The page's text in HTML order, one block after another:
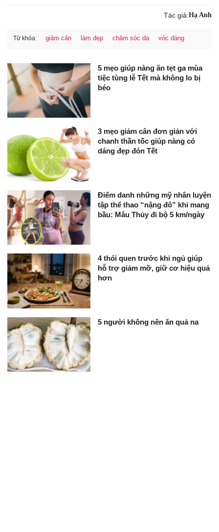
Tác giả:Hạ Anh
Từ khóa: giảm cân làm đẹp chăm sóc da vóc dáng
5 mẹo giúp nàng ăn tẹt ga mùa
tiệc tùng lễ Tết mà không lo bị
béo
3 mẹo giảm cân đơn giản với
chanh thần tốc giúp nàng có
dáng đẹp đón Tết
Điểm danh những mỹ nhân luyện
tập thể thao “nặng đô” khi mang
bầu: Mâu Thủy đi bộ 5 km/ngày
4 thói quen trước khi ngủ giúp
hỗ trợ giảm mỡ, giữ cơ hiệu quả
hơn
5 người không nên ăn quả na